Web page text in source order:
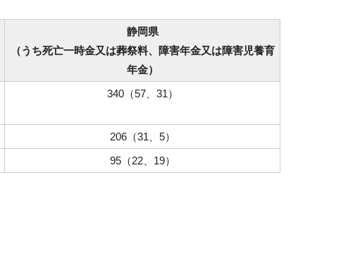
静岡県
（うち死亡一時金又は葬祭料、障害年金又は障害児養育
年金）
340（57、31）
206（31、5）
95（22、19）